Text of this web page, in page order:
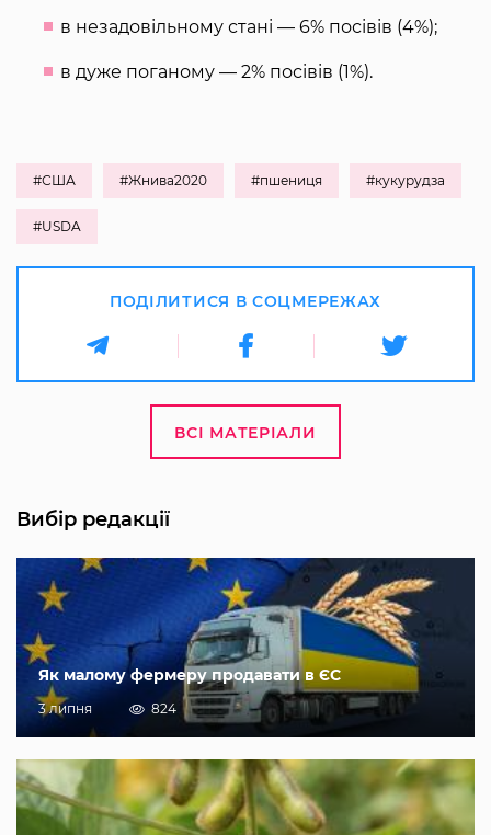
в незадовільному стані — 6% посівів (4%);
в дуже поганому — 2% посівів (1%).
#США #Жнива2020 #пшениця #кукурудза
#USDA
ПОДІЛИТИСЯ В СОЦМЕРЕЖАХ
ВСІ МАТЕРІАЛИ
Вибір редакції
Як малому фермеру продавати в ЄС
3 липня 824